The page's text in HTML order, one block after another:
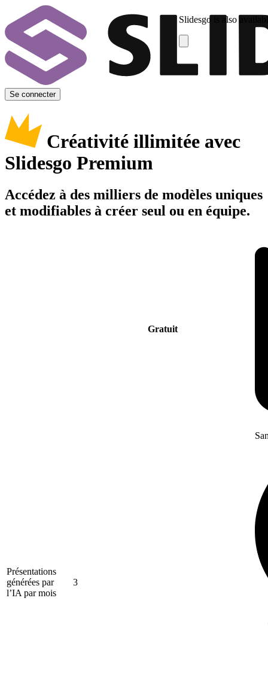
Slidesgo is also
Se connecter
Créativité illimitée avec
Slidesgo Premium
Accédez à des milliers de modèles uniques
et modifiables à créer seul ou en équipe.
Gratuit
Présentations
générées par
l’IA par mois
3